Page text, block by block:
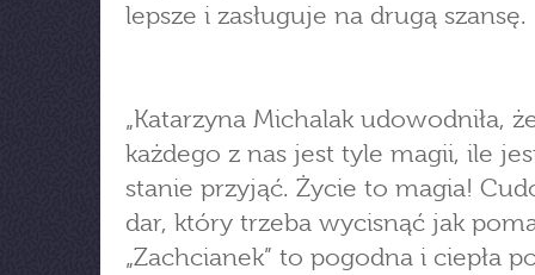
lepsze i zasługuje na drugą szansę.
„Katarzyna Michalak udowodniła,
każdego z nas jest tyle magii, ile
stanie przyjąć. Życie to magia!
dar, który trzeba wycisnąć jak
„Zachcianek” to pogodna i ciepła